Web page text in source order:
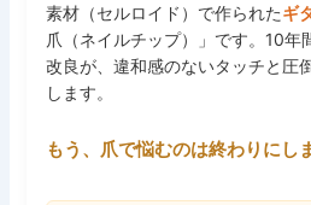
素材（セルロイド）で作られたギ
爪（ネイルチップ）」です。10年
改良が、違和感のないタッチと圧
します。
もう、爪で悩むのは終わりにし